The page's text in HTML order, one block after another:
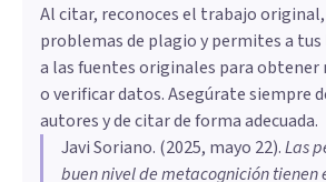
Al citar, reconoces el trabajo
problemas de plagio y permites a
a las fuentes originales para
o verificar datos. Asegúrate siempre
autores y de citar de forma adecuada.
Javi Soriano. (2025, mayo 22).Las
buen nivel de metacognición tienen